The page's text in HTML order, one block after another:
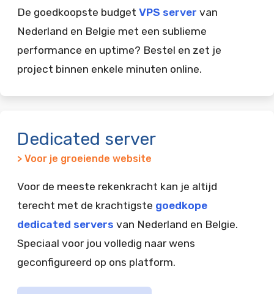
De goedkoopste budget VPS server van
Nederland en Belgie met een sublieme
performance en uptime? Bestel en zet je
project binnen enkele minuten online.
Dedicated server
> Voor je groeiende website
Voor de meeste rekenkracht kan je altijd
terecht met de krachtigste goedkope
dedicated servers van Nederland en Belgie.
Speciaal voor jou volledig naar wens
geconfigureerd op ons platform.